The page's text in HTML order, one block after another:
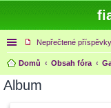
Rychlé odkazy
Nepřečtené příspěvky
Domů Obsah fóra
Album